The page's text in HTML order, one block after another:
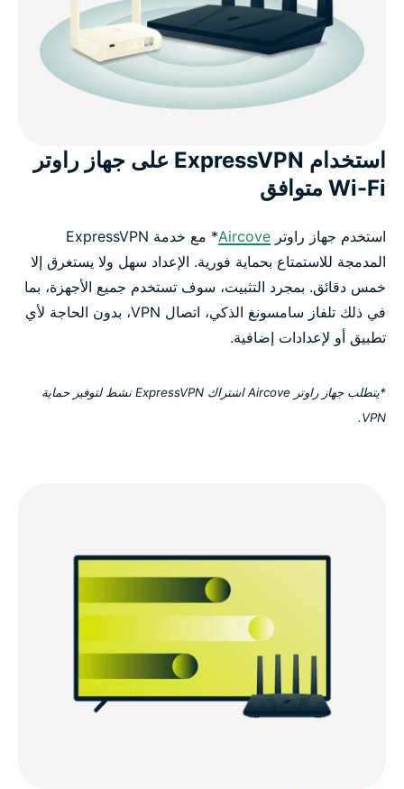
استخدام ExpressVPN على جهاز راوتر
Wi-Fi متوافق
استخدم جهاز راوتر Aircove
* مع خدمة ExpressVPN
المدمجة للاستمتاع بحماية فورية. الإعداد سهل ولا يستغرق إلا
خمس دقائق. بمجرد التثبيت، سوف تستخدم جميع الأجهزة، بما
في ذلك تلفاز سامسونغ الذكي، اتصال VPN، بدون الحاجة لأي
تطبيق أو لإعدادات إضافية.
*يتطلب جهاز راوتر Aircove اشتراك ExpressVPN نشط لتوفير حماية
VPN.